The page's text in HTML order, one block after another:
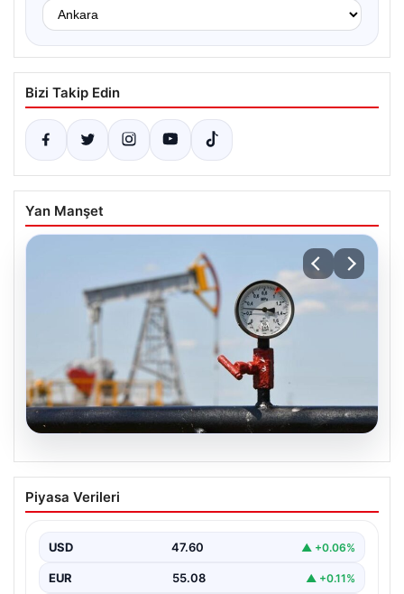
Bizi Takip Edin
Yan Manşet
05.08.2026
25 Mayıs Petrol Fiyatlarında Düşüş:
Brent ve WTI Güncel Durum
maddelerinden biri olan petrol fiyatlarındaki hareketlilik,
özellikle Orta…
Piyasa Verileri
USD 47.60 ▲ +0.06%
EUR 55.08 ▲ +0.11%